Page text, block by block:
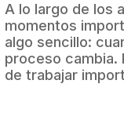
A lo largo de los
momentos
algo sencillo:
proceso cambia.
de trabajar